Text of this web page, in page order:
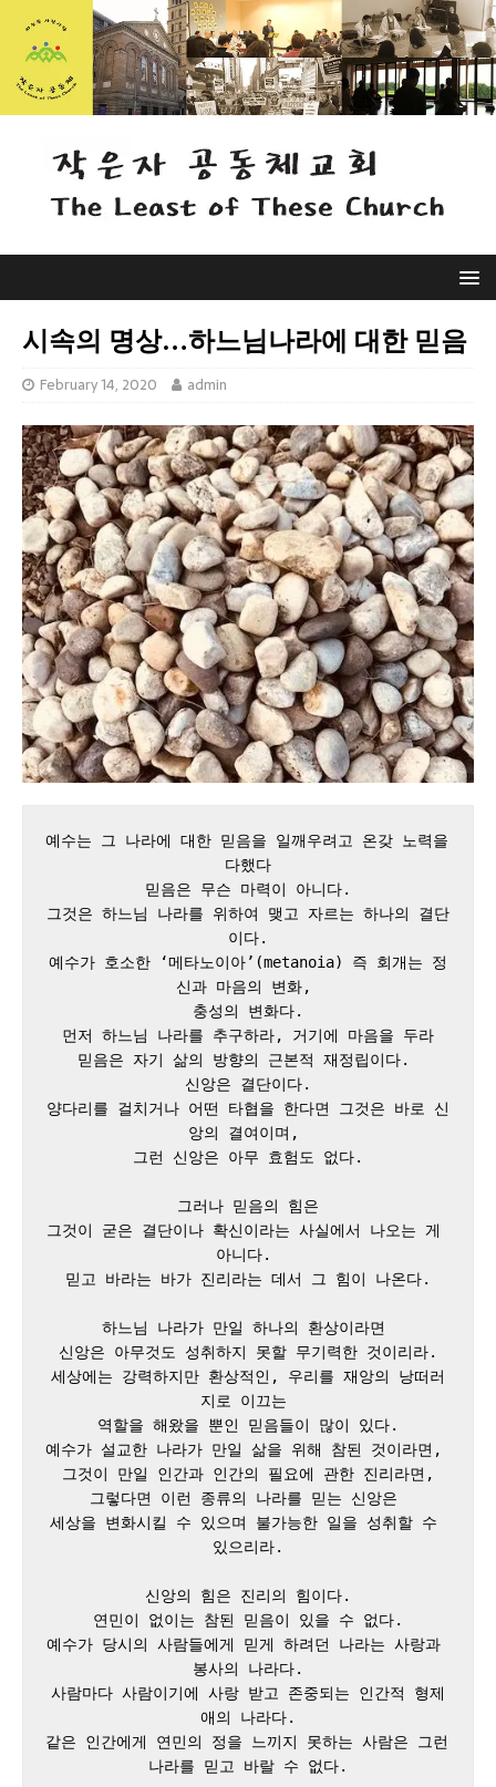
시속의 명상…하느님나라에 대한 믿음
February 14, 2020 admin
예수는 그 나라에 대한 믿음을 일깨우려고 온갖 노력을
다했다
믿음은 무슨 마력이 아니다.
그것은 하느님 나라를 위하여 맺고 자르는 하나의 결단
이다.
예수가 호소한 ‘메타노이아’(metanoia) 즉 회개는 정
신과 마음의 변화,
충성의 변화다.
먼저 하느님 나라를 추구하라, 거기에 마음을 두라
믿음은 자기 삶의 방향의 근본적 재정립이다.
신앙은 결단이다.
양다리를 걸치거나 어떤 타협을 한다면 그것은 바로 신
앙의 결여이며,
그런 신앙은 아무 효험도 없다.
그러나 믿음의 힘은
그것이 굳은 결단이나 확신이라는 사실에서 나오는 게
아니다.
믿고 바라는 바가 진리라는 데서 그 힘이 나온다.
하느님 나라가 만일 하나의 환상이라면
신앙은 아무것도 성취하지 못할 무기력한 것이리라.
세상에는 강력하지만 환상적인, 우리를 재앙의 낭떠러
지로 이끄는
역할을 해왔을 뿐인 믿음들이 많이 있다.
예수가 설교한 나라가 만일 삶을 위해 참된 것이라면,
그것이 만일 인간과 인간의 필요에 관한 진리라면,
그렇다면 이런 종류의 나라를 믿는 신앙은
세상을 변화시킬 수 있으며 불가능한 일을 성취할 수
있으리라.
신앙의 힘은 진리의 힘이다.
연민이 없이는 참된 믿음이 있을 수 없다.
예수가 당시의 사람들에게 믿게 하려던 나라는 사랑과
봉사의 나라다.
사람마다 사람이기에 사랑 받고 존중되는 인간적 형제
애의 나라다.
같은 인간에게 연민의 정을 느끼지 못하는 사람은 그런
나라를 믿고 바랄 수 없다.